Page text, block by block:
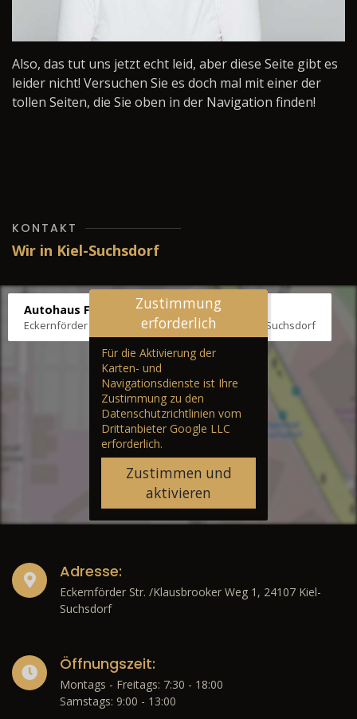
Also, das tut uns jetzt echt leid, aber diese Seite gibt es
leider nicht! Versuchen Sie es doch mal mit einer der
tollen Seiten, die Sie oben in der Navigation finden!
KONTAKT
Wir in Kiel-Suchsdorf
Autohaus Fräter
Eckernförder Str. /Klausbrooker Weg 1, 24107 Kiel-Suchsdorf
Zustimmung
erforderlich
Für die Aktivierung der
Karten- und
Navigationsdienste ist Ihre
Zustimmung zu den
Datenschutzrichtlinien vom
Drittanbieter Google LLC
erforderlich.
Zustimmen und
aktivieren
Adresse:
Eckernförder Str. /Klausbrooker Weg 1, 24107 Kiel-
Suchsdorf
Öffnungszeit:
Montags - Freitags: 7:30 - 18:00
Samstags: 9:00 - 13:00